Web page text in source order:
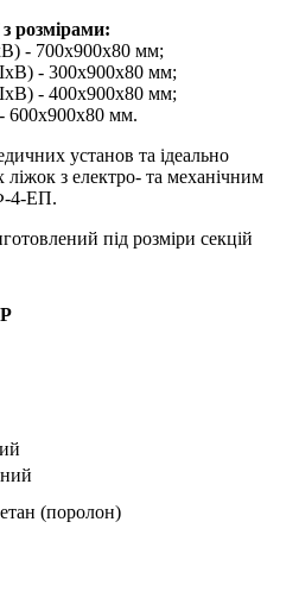
розмірами:
- 700х900х80 мм;
- 300х900х80 мм;
- 400х900х80 мм;
мм.
установ та ідеально
ліжок з електро- та механічним
4-ЕП.
під розміри секцій
(поролон)